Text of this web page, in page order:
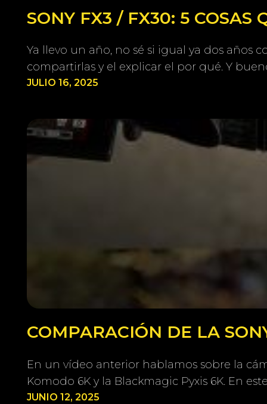
SONY FX3 / FX30: 5 COSAS
Ya llevo un año, no sé si igual ya dos años
compartirlas y el explicar el por qué. Y
JULIO 16, 2025
COMPARACIÓN DE LA
En un vídeo anterior hablamos sobre la
Komodo 6K y la Blackmagic Pyxis 6K. En
JUNIO 12, 2025